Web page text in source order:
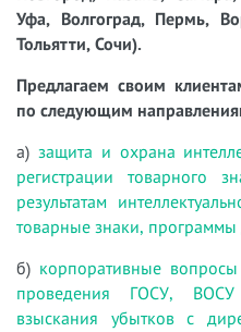
Уфа, Волгоград, Пермь,
Тольятти, Сочи).
Предлагаем своим
по следующим
а) защита и охрана
регистрации
результатам
товарные знаки, программы
б) корпоративные
проведения ГОСУ,
взыскания убытков с